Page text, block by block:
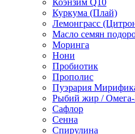
Коэнзим Q10
Куркума (Плай)
Лемонграсс
Масло семян
Моринга
Нони
Пробиотик
Прополис
Пуэрария
Рыбий жир /
Сафлор
Сенна
Спирулина